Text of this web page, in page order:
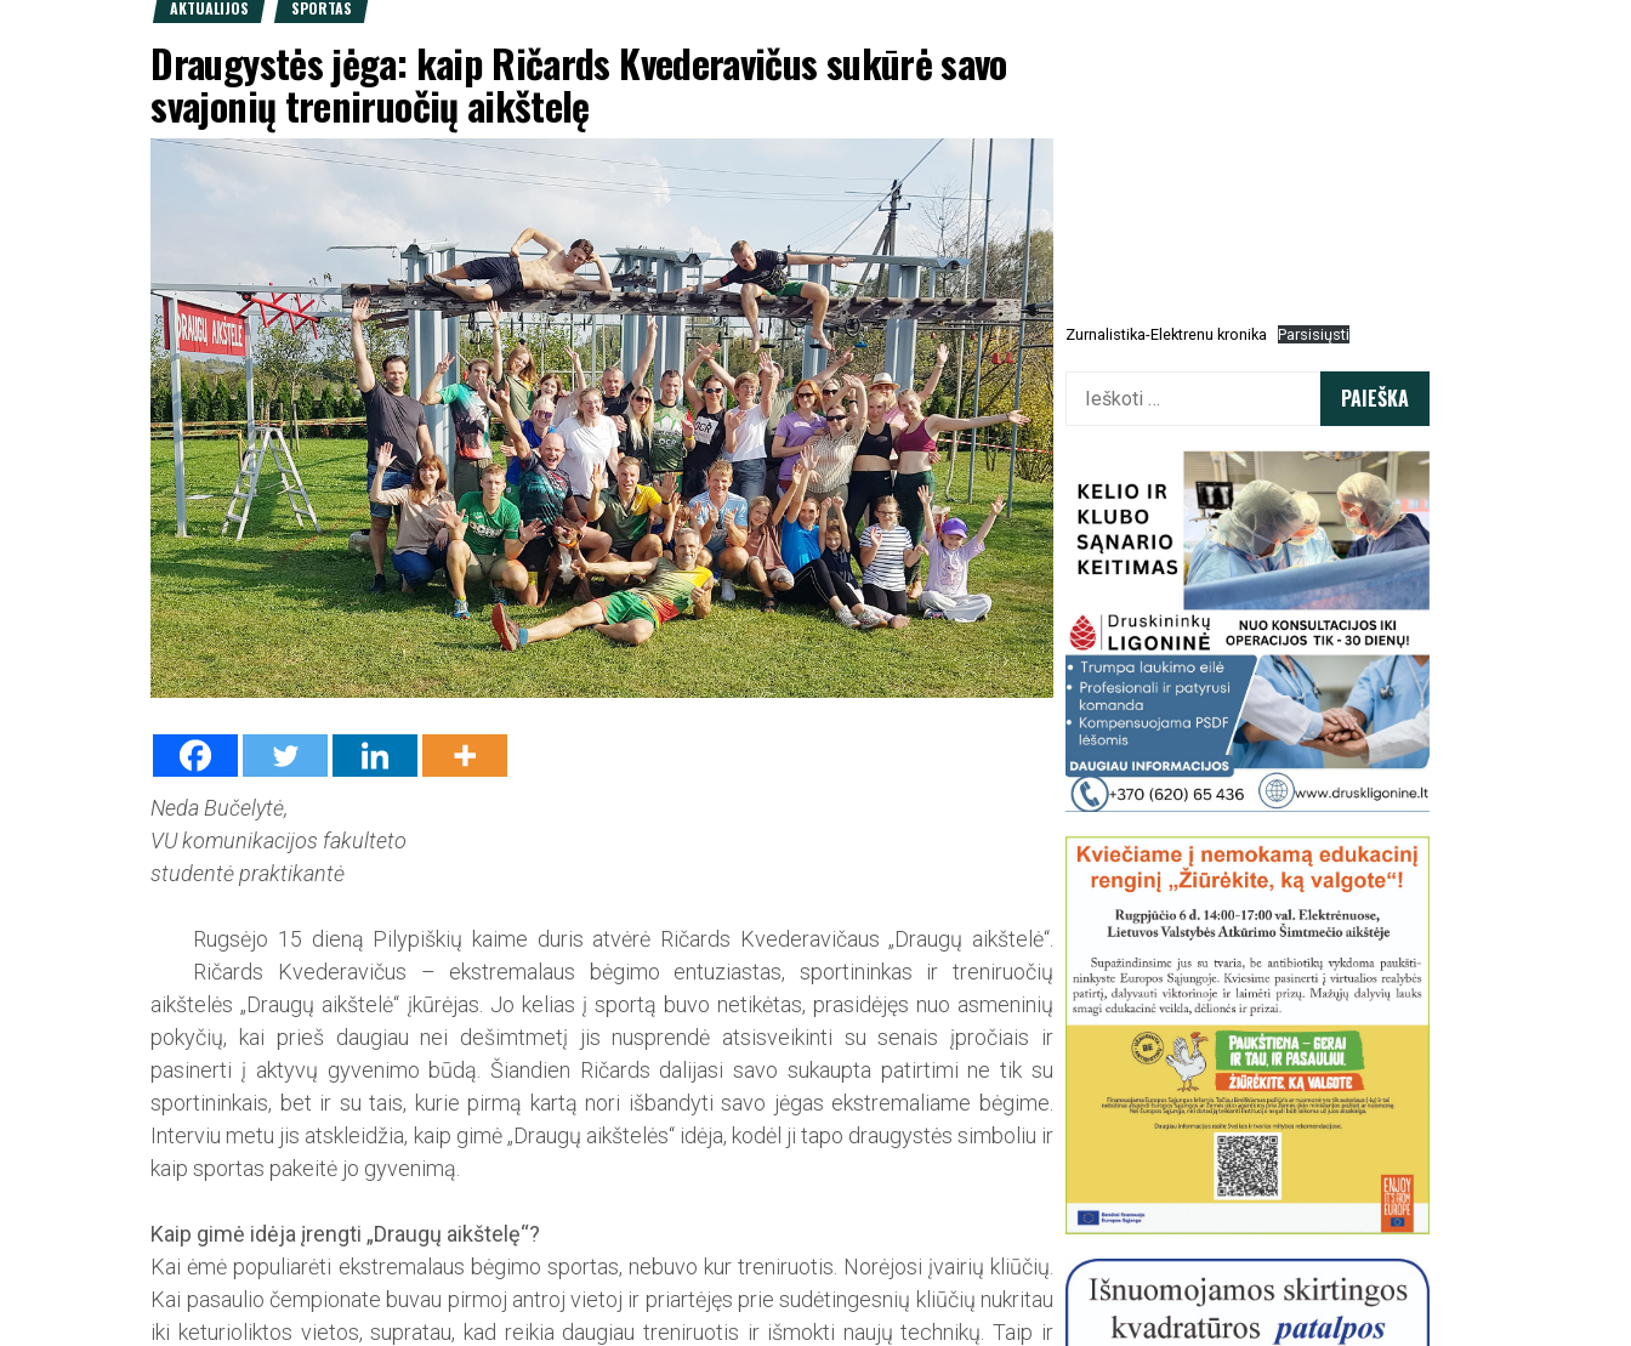
AKTUALIJOS SPORTAS
Draugystės jėga: kaip Ričards Kvederavičus sukūrė savo
svajonių treniruočių aikštelę
Neda Bučelytė,
VU komunikacijos fakulteto
studentė praktikantė
Rugsėjo 15 dieną Pilypiškių kaime duris atvėrė Ričards Kvederavičaus „Draugų aikštelė“.
Ričards Kvederavičus – ekstremalaus bėgimo entuziastas, sportininkas ir treniruočių
aikštelės „Draugų aikštelė“ įkūrėjas. Jo kelias į sportą buvo netikėtas, prasidėjęs nuo asmeninių
pokyčių, kai prieš daugiau nei dešimtmetį jis nusprendė atsisveikinti su senais įpročiais ir
pasinerti į aktyvų gyvenimo būdą. Šiandien Ričards dalijasi savo sukaupta patirtimi ne tik su
sportininkais, bet ir su tais, kurie pirmą kartą nori išbandyti savo jėgas ekstremaliame bėgime.
Interviu­ metu jis atskleidžia, kaip gimė „Draugų aikštelės“ idėja, kodėl ji tapo draugystės simboliu ir
kaip sportas pakeitė jo gyvenimą.
Kaip gimė idėja įrengti „Draugų aikštelę“?
Kai ėmė populiarėti ekstremalaus bėgimo sportas, nebuvo kur treniruotis. Norėjosi įvairių kliūčių.
Kai pasaulio čempionate buvau pirmoj antroj vietoj ir priartėjęs prie sudėtingesnių kliūčių nukritau
iki keturioliktos vietos, supratau, kad reikia daugiau treniruotis ir išmokti naujų technikų. Taip ir
Zurnalistika-Elektrenu kronika Parsisiųsti
Ieškoti: